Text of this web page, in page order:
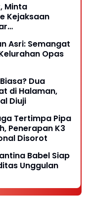
Minta
Kejaksaan
Asri: Semangat
Opas
Dua
di Halaman,
Diuji
Tertimpa Pipa
Penerapan K3
Disorot
Babel Siap
Unggulan